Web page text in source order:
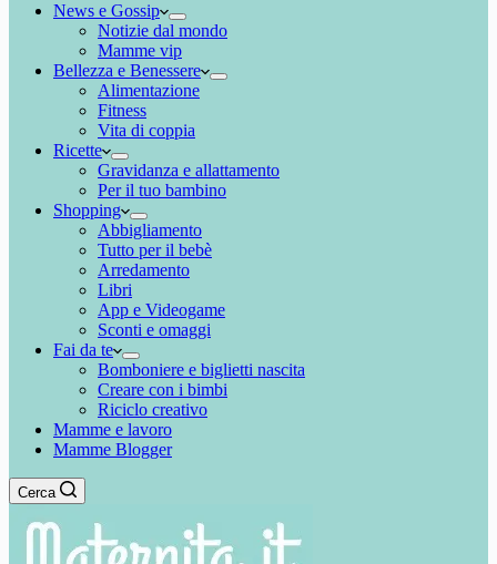
News e Gossip
Notizie dal mondo
Mamme vip
Bellezza e Benessere
Alimentazione
Fitness
Vita di coppia
Ricette
Gravidanza e allattamento
Per il tuo bambino
Shopping
Abbigliamento
Tutto per il bebè
Arredamento
Libri
App e Videogame
Sconti e omaggi
Fai da te
Bomboniere e biglietti nascita
Creare con i bimbi
Riciclo creativo
Mamme e lavoro
Mamme Blogger
Cerca